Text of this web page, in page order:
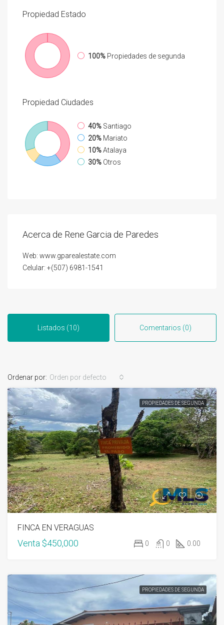
Propiedad Estado
100% Propiedades de segunda
Propiedad Ciudades
40% Santiago
20% Mariato
10%Atalaya
30% Otros
Acerca de Rene Garcia de Paredes
Web: www.gparealestate.com
Celular: +(507) 6981-1541
Listados (10) Comentarios (0)
Ordenar por: Orden por defecto
PROPIEDADES DE SEGUNDA
FINCA EN VERAGUAS
Venta $450,000 0 0 0.00
PROPIEDADES DE SEGUNDA